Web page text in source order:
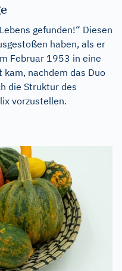
gefunden!“ Diesen
haben, als er
Februar 1953 in eine
kam, nachdem das Duo
die Struktur des
vorzustellen.